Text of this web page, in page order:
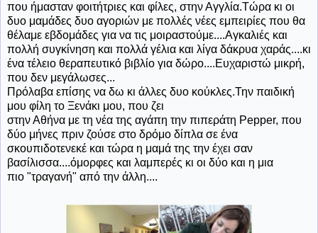
που ήμασταν φοιτήτριες και φίλες, στην Αγγλία.Τώρα κι οι
δυο μαμάδες δυο αγοριών με πολλές νέες εμπειρίες που θα
θέλαμε εβδομάδες για να τις μοιραστούμε....Αγκαλιές και
πολλή συγκίνηση και πολλά γέλια και λίγα δάκρυα χαράς....κι
ένα τέλειο θεραπευτικό βιβλίο για δώρο....Ευχαριστώ μικρή,
που δεν μεγάλωσες...
Πρόλαβα επίσης να δω κι άλλες δυο κούκλες.Την παιδική
μου φίλη το Ξενάκι μου, που ζει
στην Αθήνα με τη νέα της αγάπη την πιπεράτη Pepper, που
δύο μήνες πριν ζούσε στο δρόμο δίπλα σε ένα
σκουπιδοτενεκέ και τώρα η μαμά της την έχει σαν
βασίλισσα....όμορφες και λαμπερές κι οι δύο και η μια
πιο "τραγανή" από την άλλη....